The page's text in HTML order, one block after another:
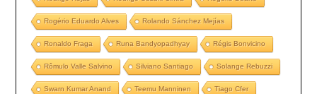
Rogério Eduardo Alves Rolando Sánchez Mejías
Ronaldo Fraga Runa Bandyopadhyay Régis Bonvicino
Rômulo Valle Salvino Silviano Santiago Solange Rebuzzi
Swarn Kumar Anand Teemu Manninen Tiago Cfer